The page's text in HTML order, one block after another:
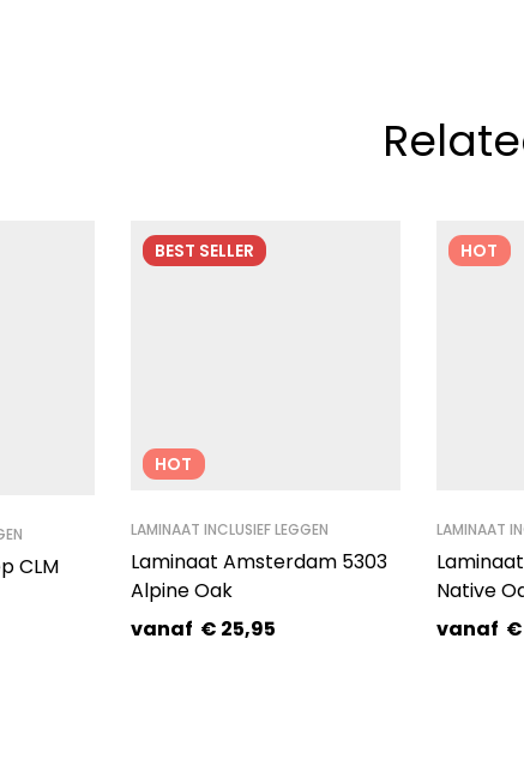
CLM
BEST SELLER
HOT
LAMINAAT INCLUSIEF LEGGEN
Laminaat Amsterdam 5303
Alpine Oak
vanaf € 25,95
HOT
LAMINAAT
Native
vanaf €